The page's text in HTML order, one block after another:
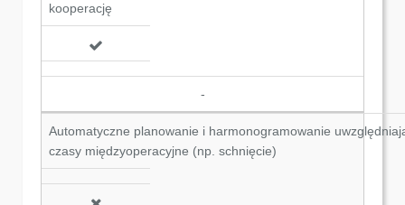
kooperację
-
Automatyczne planowanie i harmonogramowanie
czasy międzyoperacyjne (np. schnięcie)